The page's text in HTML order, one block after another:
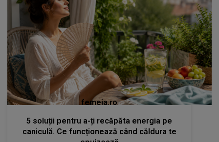
femeia.ro
5 soluții pentru a-ți recăpăta energia pe
caniculă. Ce funcționează când căldura te